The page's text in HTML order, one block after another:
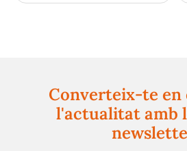
Converteix-te en
l'actualitat amb